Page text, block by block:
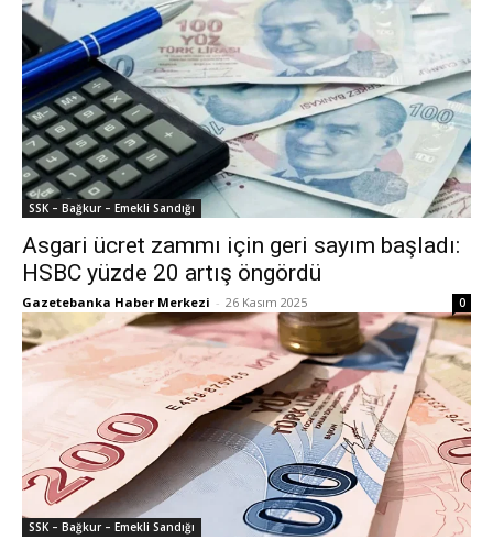
SSK – Bağkur – Emekli Sandığı
Asgari ücret zammı için geri sayım başladı:
HSBC yüzde 20 artış öngördü
Gazetebanka Haber Merkezi - 26 Kasım 2025 0
SSK – Bağkur – Emekli Sandığı